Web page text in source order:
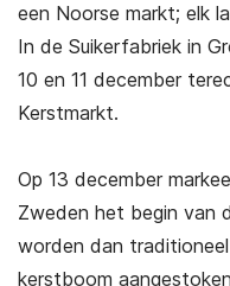
een Noorse markt; elk
In de Suikerfabriek in
10 en 11 december
Kerstmarkt.
Op 13 december
Zweden het begin van
worden dan
kerstboom